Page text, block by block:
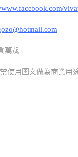
www.facebook.com/
萬歲
使用圖文做為商業用